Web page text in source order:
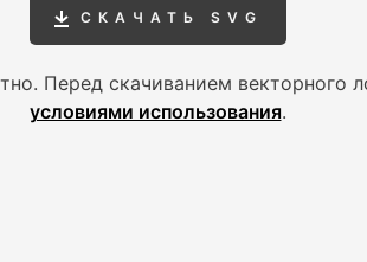
СКАЧАТЬ SVG
Перед скачиванием
условиями использования.